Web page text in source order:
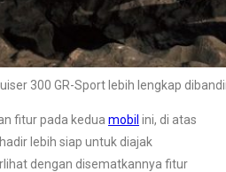
300 GR-Sport lebih lengkap
fitur pada kedua mobil ini, di atas
lebih siap untuk diajak
dengan disematkannya fitur